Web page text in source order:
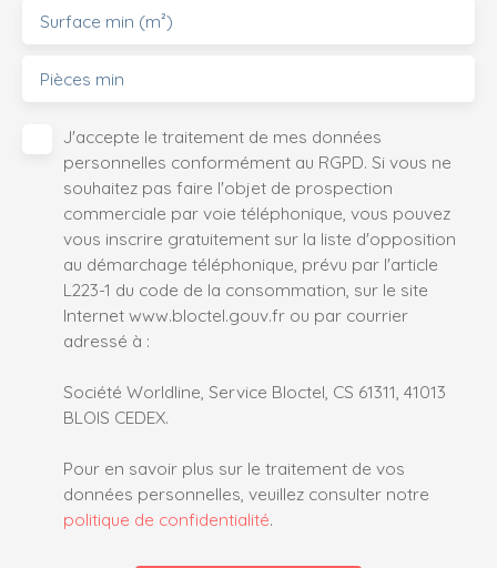
Surface min (m²)
Pièces min
J'accepte le traitement de mes données
personnelles conformément au RGPD. Si vous ne
souhaitez pas faire l'objet de prospection
commerciale par voie téléphonique, vous pouvez
vous inscrire gratuitement sur la liste d'opposition
au démarchage téléphonique, prévu par l'article
L223-1 du code de la consommation, sur le site
Internet www.bloctel.gouv.fr ou par courrier
adressé à :
Société Worldline, Service Bloctel, CS 61311, 41013
BLOIS CEDEX.
Pour en savoir plus sur le traitement de vos
données personnelles, veuillez consulter notre
politique de confidentialité.